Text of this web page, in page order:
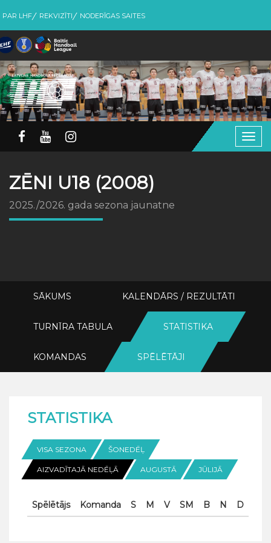
PAR LHF REKVIZĪTI NODERĪGAS SAITES
ZĒNI U18 (2008)
2025./2026. gada sezona jaunatne
SĀKUMS KALENDĀRS / REZULTĀTI
TURNĪRA TABULA STATISTIKA
KOMANDAS SPĒLĒTĀJI
STATISTIKA
VISA SEZONA ŠONEDĒĻ
AIZVADĪTAJĀ NEDĒĻĀ AUGUSTĀ JŪLIJĀ
Spēlētājs Komanda S M V SM B N D